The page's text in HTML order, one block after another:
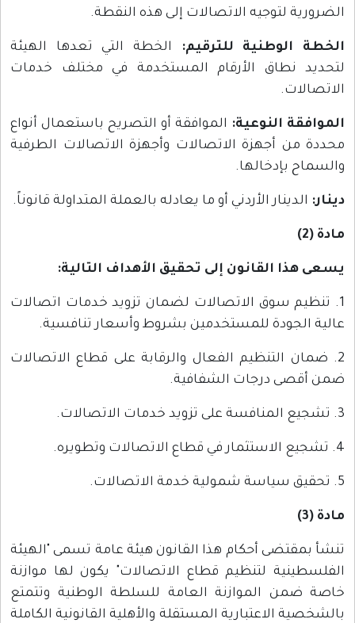
الضرورية لتوجيه الاتصالات إلى هذه النقطة.
الخطة الوطنية للترقيم:
الخطة التي تعدها الهيئة
لتحديد نطاق الأرقام المستخدمة في مختلف خدمات
الاتصالات.
الموافقة النوعية: الموافقة أو التصريح باستعمال أنواع
محددة من أجهزة الاتصالات وأجهزة الاتصالات الطرفية
والسماح بإدخالها.
دينار: الدينار الأردني أو ما يعادله بالعملة المتداولة قانوناً.
مادة (2)
يسعى هذا القانون إلى تحقيق الأهداف التالية:
1. تنظيم سوق الاتصالات لضمان تزويد خدمات اتصالات
عالية الجودة للمستخدمين بشروط وأسعار تنافسية.
2. ضمان التنظيم الفعال والرقابة على قطاع الاتصالات
ضمن أقصى درجات الشفافية.
3. تشجيع المنافسة على تزويد خدمات الاتصالات.
4. تشجيع الاستثمار في قطاع الاتصالات وتطويره.
5. تحقيق سياسة شمولية خدمة الاتصالات.
مادة (3)
تنشأ بمقتضى أحكام هذا القانون هيئة عامة تسمى "الهيئة
الفلسطينية لتنظيم قطاع الاتصالات" يكون لها موازنة
خاصة ضمن الموازنة العامة للسلطة الوطنية وتتمتع
بالشخصية الاعتبارية المستقلة والأهلية القانونية الكاملة